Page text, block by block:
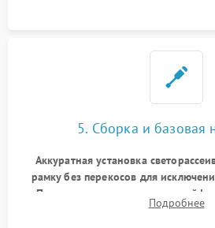
5. Сборка и базовая
Аккуратная установка
рамку без перекосов для
Подключение внутренних
Сброс настроек и обновление
Подробнее